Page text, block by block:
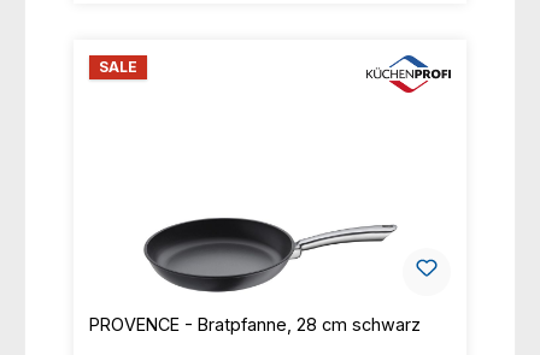
SALE
PROVENCE - Bratpfanne, 28 cm schwarz